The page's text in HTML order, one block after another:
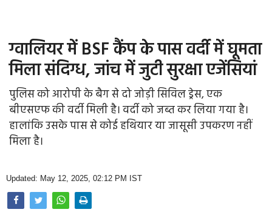
Office Office
Farm & Food
Opinion
Photo Gallery
ग्वालियर में BSF कैंप के पास वर्दी में घूमता
मिला संदिग्ध, जांच में जुटी सुरक्षा एजेंसियां
पुलिस को आरोपी के बैग से दो जोड़ी सिविल ड्रेस, एक
बीएसएफ की वर्दी मिली है। वर्दी को जब्त कर लिया गया है।
हालांकि उसके पास से कोई हथियार या जासूसी उपकरण नहीं
मिला है।
Updated: May 12, 2025, 02:12 PM IST